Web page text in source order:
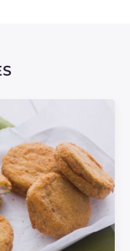
le jambon cuit,
si l'on n'ajoute
vous préférez,
pincée de sel